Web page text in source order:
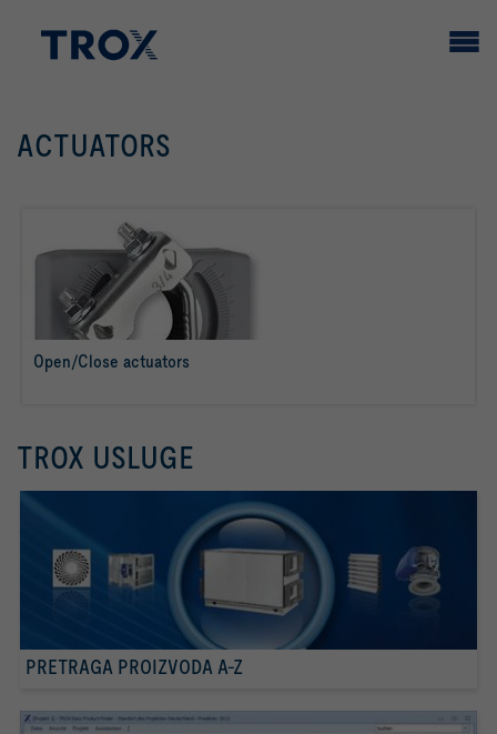
ACTUATORS
Open/Close actuators
TROX USLUGE
PRETRAGA PROIZVODA A-Z